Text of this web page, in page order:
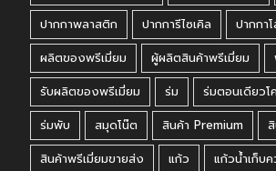
ปากกาพลาสติก
ปากการีไซเคิล
ปากกาโ
ผลิตของพรีเมี่ยม
ผู้ผลิตสินค้าพรีเมี่ยม
รับผลิตของพรีเมี่ยม
ร่ม
ร่มตอนเดียวโ
ร่มพับ
สมุดโน๊ต สินค้า Premium
สินค้าพรีเมี่ยมขายส่ง
แก้ว
แก้วน้ำเก็บค